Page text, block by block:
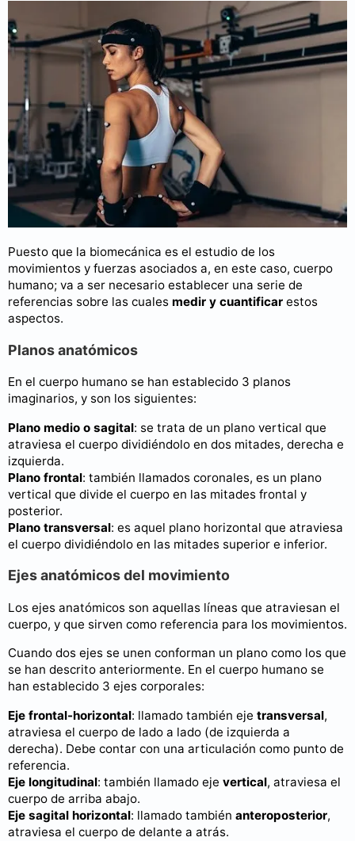
Puesto que la biomecánica es el estudio de los
movimientos y fuerzas asociados a, en este caso, cuerpo
humano; va a ser necesario establecer una serie de
referencias sobre las cuales medir y cuantificar estos
aspectos.
Planos anatómicos
En el cuerpo humano se han establecido 3 planos
imaginarios, y son los siguientes:
Plano medio o sagital: se trata de un plano vertical que
atraviesa el cuerpo dividiéndolo en dos mitades, derecha e
izquierda.
Plano frontal: también llamados coronales, es un plano
vertical que divide el cuerpo en las mitades frontal y
posterior.
Plano transversal: es aquel plano horizontal que atraviesa
el cuerpo dividiéndolo en las mitades superior e inferior.
Ejes anatómicos del movimiento
Los ejes anatómicos son aquellas líneas que atraviesan el
cuerpo, y que sirven como referencia para los movimientos.
Cuando dos ejes se unen conforman un plano como los que
se han descrito anteriormente. En el cuerpo humano se
han establecido 3 ejes corporales:
Eje frontal-horizontal: llamado también eje transversal,
atraviesa el cuerpo de lado a lado (de izquierda a
derecha). Debe contar con una articulación como punto de
referencia.
Eje longitudinal: también llamado eje vertical, atraviesa el
cuerpo de arriba abajo.
Eje sagital horizontal: llamado también anteroposterior,
atraviesa el cuerpo de delante a atrás.